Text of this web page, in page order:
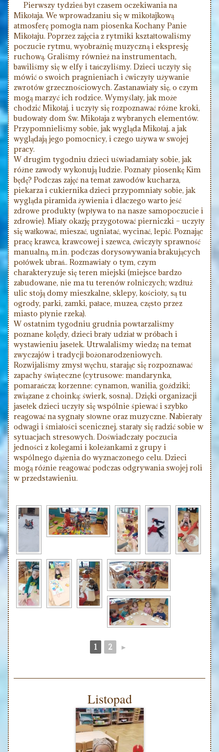
Pierwszy tydzień był czasem oczekiwania na
Mikołaja. We wprowadzaniu się w mikołajkową
atmosferę pomogła nam piosenka Kochany Panie
Mikołaju. Poprzez zajęcia z rytmiki kształtowaliśmy
poczucie rytmu, wyobraźnię muzyczną i ekspresję
ruchową. Graliśmy również na instrumentach,
bawiliśmy się w elfy i tańczyliśmy. Dzieci uczyły się
mówić o swoich pragnieniach i ćwiczyły używanie
zwrotów grzecznościowych. Zastanawiały się, o czym
mogą marzyć ich rodzice. Wymyślały, jak może
chodzić Mikołaj, i uczyły się rozpoznawać różne kroki,
budowały dom Św. Mikołaja z wybranych elementów.
Przypomnieliśmy sobie, jak wygląda Mikołaj, a jak
wyglądają jego pomocnicy, i czego używa w swojej
pracy.
W drugim tygodniu dzieci uświadamiały sobie, jak
różne zawody wykonują ludzie. Poznały piosenkę Kim
będę? Podczas zajęć na temat zawodów kucharza,
piekarza i cukiernika dzieci przypomniały sobie, jak
wygląda piramida żywienia i dlaczego warto jeść
zdrowe produkty (wpływa to na nasze samopoczucie i
zdrowie). Miały okazję przygotować pierniczki – uczyły
się wałkować, mieszać, ugniatać, wycinać, lepić. Poznając
pracę krawca, krawcowej i szewca, ćwiczyły sprawność
manualną, m.in. podczas dorysowywania brakujących
połówek ubrań.. Rozmawiały o tym, czym
charakteryzuje się teren miejski (miejsce bardzo
zabudowane, nie ma tu terenów rolniczych; wzdłuż
ulic stoją domy mieszkalne, sklepy, kościoły, są tu
ogrody, parki, zamki, pałace, muzea, często przez
miasto płynie rzeka).
W ostatnim tygodniu grudnia powtarzaliśmy
poznane kolędy, dzieci brały udział w próbach i
wystawieniu jasełek. Utrwalaliśmy wiedzę na temat
zwyczajów i tradycji bożonarodzeniowych.
Rozwijaliśmy zmysł węchu, starając się rozpoznawać
zapachy świąteczne (cytrusowe: mandarynka,
pomarańcza; korzenne: cynamon, wanilia, goździki;
związane z choinką: świerk, sosna).. Dzięki organizacji
jasełek dzieci uczyły się wspólnie śpiewać i szybko
reagować na sygnały słowne oraz muzyczne. Nabierały
odwagi i śmiałości scenicznej, starały się radzić sobie w
sytuacjach stresowych. Doświadczały poczucia
jedności z kolegami i koleżankami z grupy i
wspólnego dążenia do wyznaczonego celu. Dzieci
mogą różnie reagować podczas odgrywania swojej roli
w przedstawieniu.
1 2 ►
Listopad